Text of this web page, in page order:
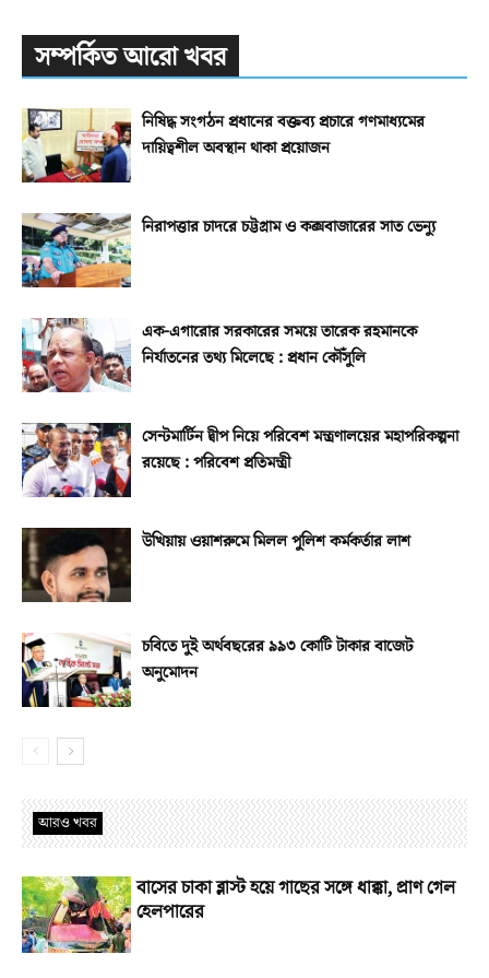
সম্পর্কিত আরো খবর
নিষিদ্ধ সংগঠন প্রধানের বক্তব্য প্রচারে গণমাধ্যমের
দায়িত্বশীল অবস্থান থাকা প্রয়োজন
নিরাপত্তার চাদরে চট্টগ্রাম ও কক্সবাজারের সাত ভেন্যু
এক-এগারোর সরকারের সময়ে তারেক রহমানকে
নির্যাতনের তথ্য মিলেছে : প্রধান কৌঁসুলি
সেন্টমার্টিন দ্বীপ নিয়ে পরিবেশ মন্ত্রণালয়ের মহাপরিকল্পনা
রয়েছে : পরিবেশ প্রতিমন্ত্রী
উখিয়ায় ওয়াশরুমে মিলল পুলিশ কর্মকর্তার লাশ
চবিতে দুই অর্থবছরের ৯৯৩ কোটি টাকার বাজেট
অনুমোদন
আরও খবর
বাসের চাকা ব্লাস্ট হয়ে গাছের সঙ্গে ধাক্কা, প্রাণ গেল
হেলপারের